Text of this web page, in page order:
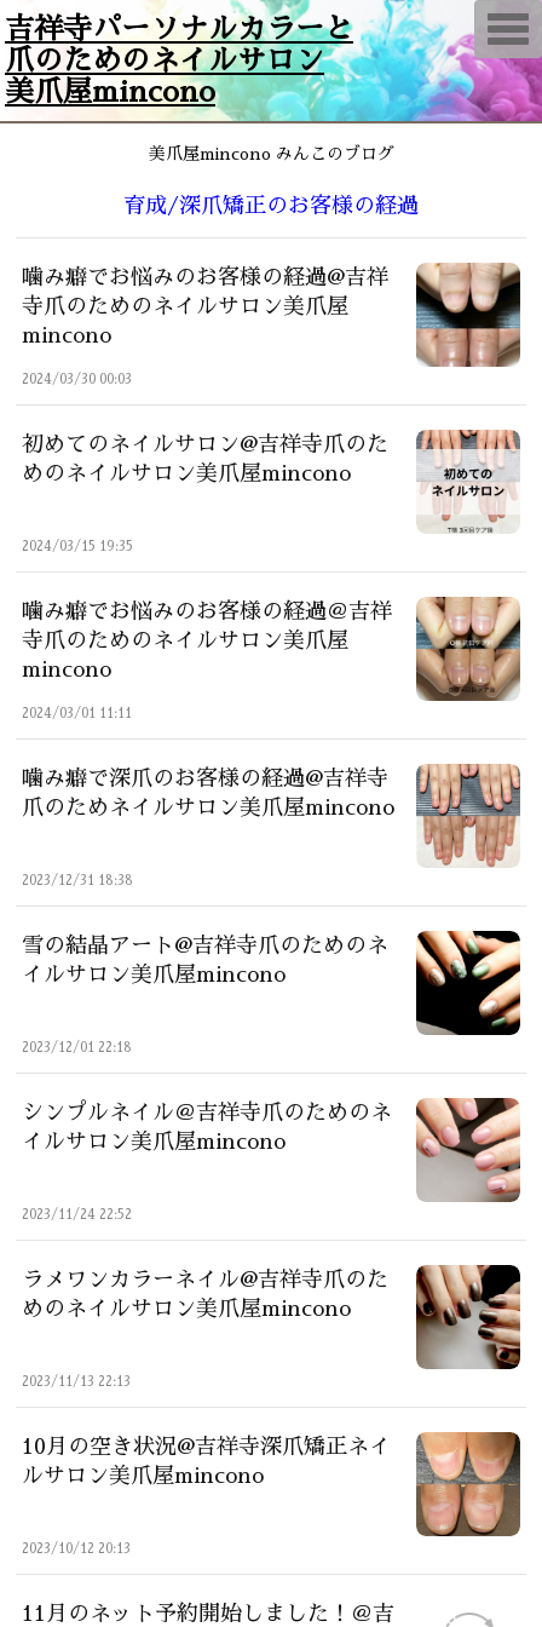
吉祥寺パーソナルカラーと
爪のためのネイルサロン
美爪屋mincono
美爪屋mincono みんこのブログ
育成/深爪矯正のお客様の経過
噛み癖でお悩みのお客様の経過@吉祥
寺爪のためのネイルサロン美爪屋
mincono
2024/03/30 00:03
初めてのネイルサロン@吉祥寺爪のた
めのネイルサロン美爪屋mincono
2024/03/15 19:35
噛み癖でお悩みのお客様の経過＠吉祥
寺爪のためのネイルサロン美爪屋
mincono
2024/03/01 11:11
噛み癖で深爪のお客様の経過@吉祥寺
爪のためネイルサロン美爪屋mincono
2023/12/31 18:38
雪の結晶アート@吉祥寺爪のためのネ
イルサロン美爪屋mincono
2023/12/01 22:18
シンプルネイル＠吉祥寺爪のためのネ
イルサロン美爪屋mincono
2023/11/24 22:52
ラメワンカラーネイル@吉祥寺爪のた
めのネイルサロン美爪屋mincono
2023/11/13 22:13
10月の空き状況@吉祥寺深爪矯正ネイ
ルサロン美爪屋mincono
2023/10/12 20:13
11月のネット予約開始しました！＠吉
T
o
g
l
e
t
o